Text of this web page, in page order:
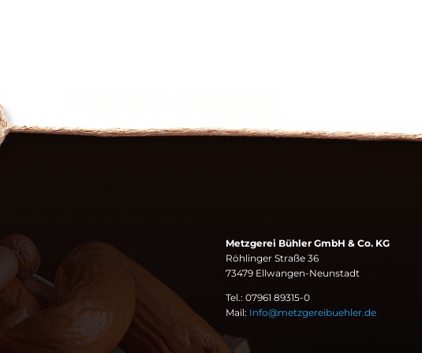
Metzgerei Bühler GmbH & Co. KG
Röhlinger Straße 36
73479 Ellwangen-Neunstadt
Tel.: 07961 89315-0
Mail: Info@metzgereibuehler.de